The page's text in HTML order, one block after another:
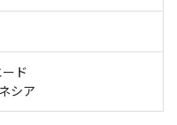
ド
シア